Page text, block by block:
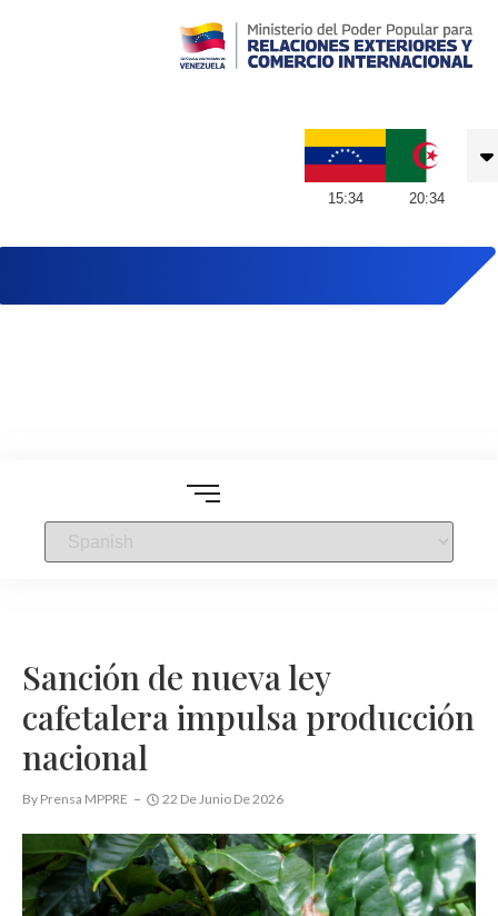
15:34 20:34
Sanción de nueva ley
cafetalera impulsa producción
nacional
By Prensa MPPRE 22 De Junio De 2026